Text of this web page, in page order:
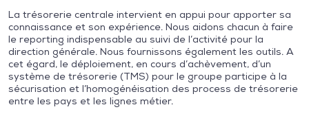
La trésorerie centrale intervient en appui pour apporter sa
connaissance et son expérience. Nous aidons chacun à faire
le reporting indispensable au suivi de l’activité pour la
direction générale. Nous fournissons également les outils. A
cet égard, le déploiement, en cours d’achèvement, d’un
système de trésorerie (TMS) pour le groupe participe à la
sécurisation et l’homogénéisation des process de trésorerie
entre les pays et les lignes métier.